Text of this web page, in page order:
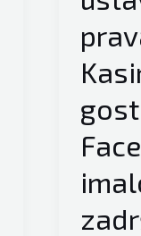
države
BiH”